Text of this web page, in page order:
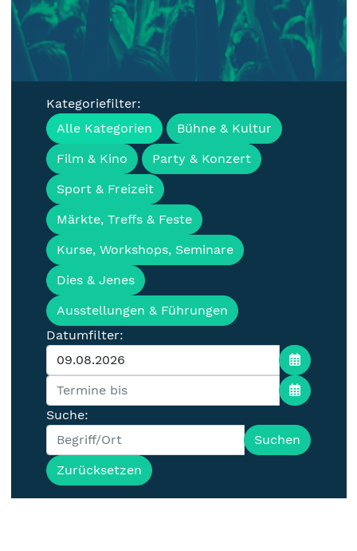
Veranstaltungen, Termine &
Events für die Lausitz
Kategoriefilter:
Alle Kategorien
Bühne & Kultur
Film & Kino
Party & Konzert
Sport & Freizeit
Märkte, Treffs & Feste
Kurse, Workshops, Seminare
Dies & Jenes
Ausstellungen & Führungen
Datumfilter:
Suche:
Suchen
Zurücksetzen